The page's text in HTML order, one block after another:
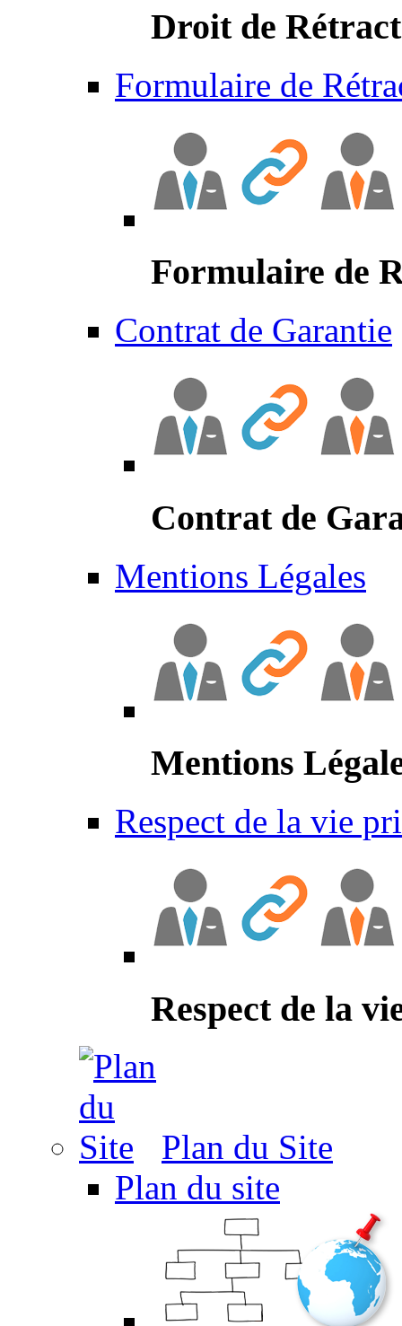
Droit de
Formulaire de
Formulaire de
Contrat de Garantie
Contrat de
Mentions Légales
Mentions
Respect de la vie
Respect de la
Plan du Site
Plan du site